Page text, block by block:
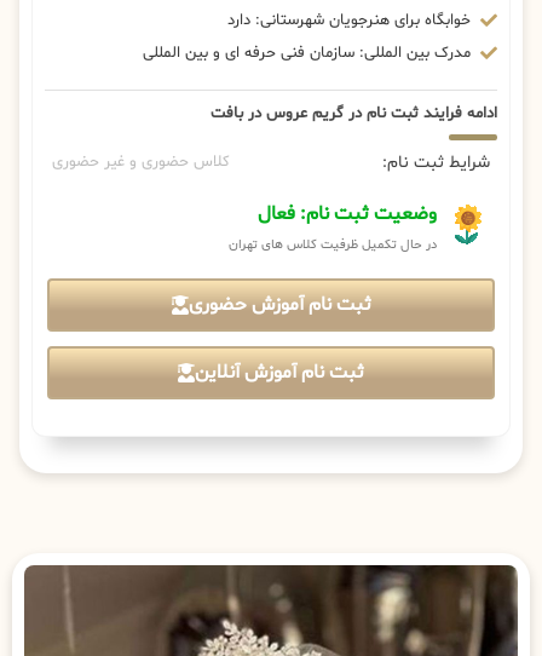
خوابگاه برای هنرجویان شهرستانی: دارد
مدرک بین المللی: سازمان فنی حرفه ای و بین المللی
ادامه فرایند ثبت نام در گریم عروس در بافت
شرایط ثبت نام: کلاس حضوری و غیر حضوری
وضعیت ثبت نام: فعال
در حال تکمیل ظرفیت کلاس های تهران
ثبت نام آموزش حضوری
ثبت نام آموزش آنلاین